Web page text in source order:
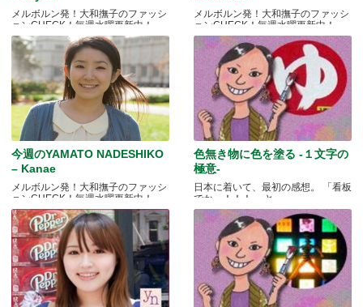
メルボルン発！大和撫子のファッシ
ョンCHECK！毎週水曜更新中！
メルボルン発！大和撫子のファッシ
ョンCHECK！毎週水曜更新中！
今週のYAMATO NADESHIKO
– Kanae
メルボルン発！大和撫子のファッシ
ョンCHECK！毎週水曜更新中！
色無き物に色を塗る -１文字の
極意-
日本に着いて、最初の感想。 「看板
でかっ！！！」 と.....